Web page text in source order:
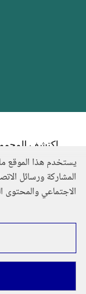
اكتشف
يستخدم هذا الموقع
المشاركة ورسائل
الاجتماعي والمحتوى